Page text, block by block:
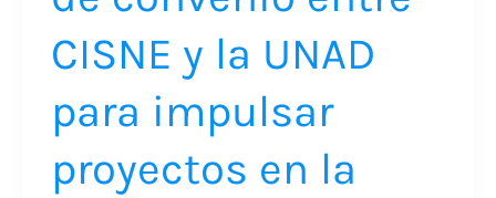
CISNE y la UNAD
para impulsar
proyectos en la
proyectos
en
la
cuenca
del